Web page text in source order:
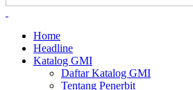
Home
Headline
Katalog GMI
Daftar Katalog GMI
Tentang Penerbit